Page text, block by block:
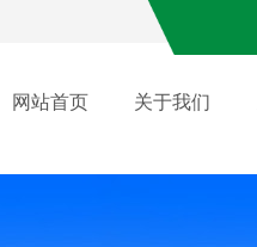
网站首页 关于我们